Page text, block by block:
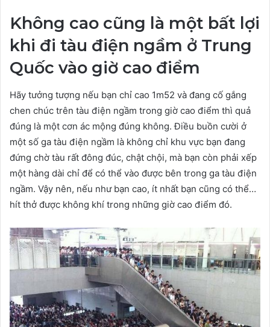
Không cao cũng là một bất lợi
khi đi tàu điện ngầm ở Trung
Quốc vào giờ cao điểm
Hãy tưởng tượng nếu bạn chỉ cao 1m52 và đang cố gắng
chen chúc trên tàu điện ngầm trong giờ cao điểm thì quả
đúng là một cơn ác mộng đúng không. Điều buồn cười ở
một số ga tàu điện ngầm là không chỉ khu vực bạn đang
đứng chờ tàu rất đông đúc, chật chội, mà bạn còn phải xếp
một hàng dài chỉ để có thể vào được bên trong ga tàu điện
ngầm. Vậy nên, nếu như bạn cao, ít nhất bạn cũng có thể…
hít thở được không khí trong những giờ cao điểm đó.